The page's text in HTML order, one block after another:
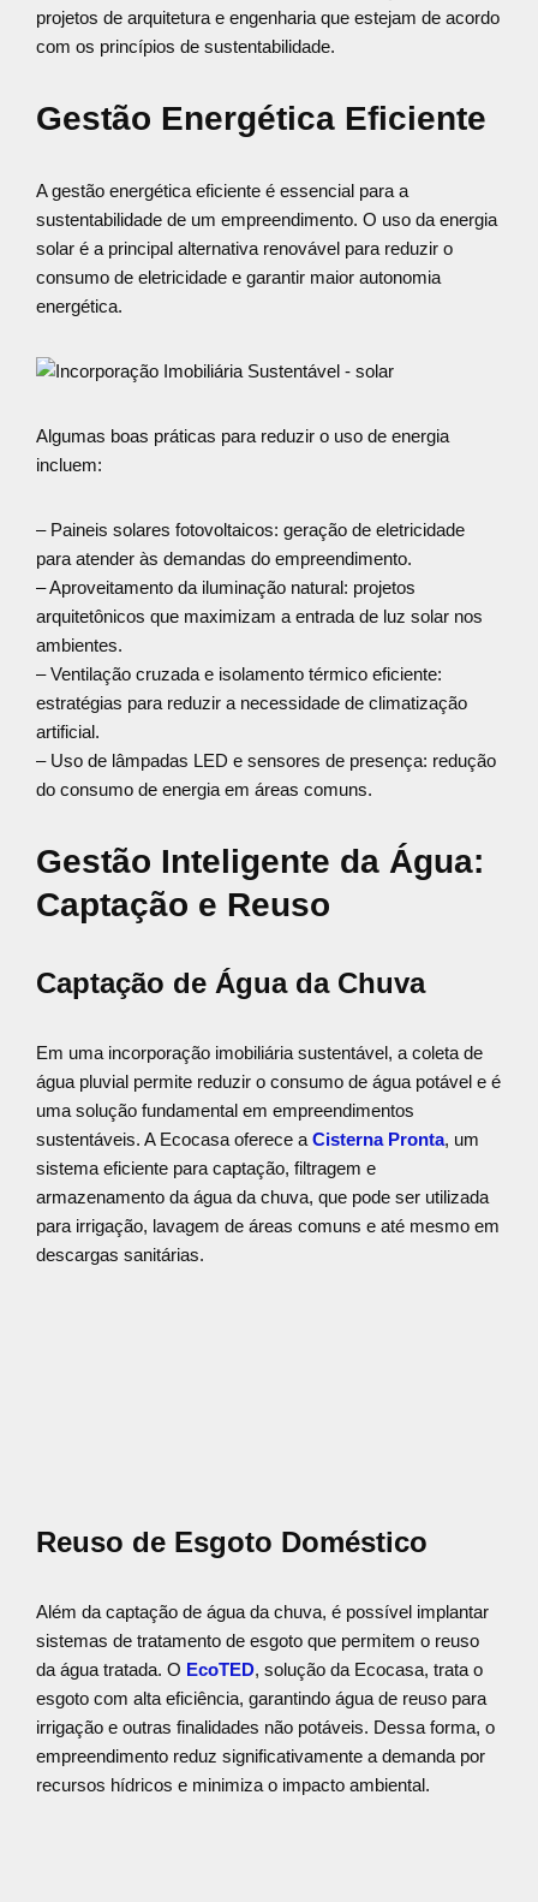
projetos de arquitetura e engenharia que estejam de acordo
com os princípios de sustentabilidade.
Gestão Energética Eficiente
A gestão energética eficiente é essencial para a
sustentabilidade de um empreendimento. O uso da energia
solar é a principal alternativa renovável para reduzir o
consumo de eletricidade e garantir maior autonomia
energética.
Algumas boas práticas para reduzir o uso de energia
incluem:
– Paineis solares fotovoltaicos: geração de eletricidade
para atender às demandas do empreendimento.
– Aproveitamento da iluminação natural: projetos
arquitetônicos que maximizam a entrada de luz solar nos
ambientes.
– Ventilação cruzada e isolamento térmico eficiente:
estratégias para reduzir a necessidade de climatização
artificial.
– Uso de lâmpadas LED e sensores de presença: redução
do consumo de energia em áreas comuns.
Gestão Inteligente da Água:
Captação e Reuso
Captação de Água da Chuva
Em uma incorporação imobiliária sustentável, a coleta de
água pluvial permite reduzir o consumo de água potável e é
uma solução fundamental em empreendimentos
sustentáveis. A Ecocasa oferece a Cisterna Pronta, um
sistema eficiente para captação, filtragem e
armazenamento da água da chuva, que pode ser utilizada
para irrigação, lavagem de áreas comuns e até mesmo em
descargas sanitárias.
Reuso de Esgoto Doméstico
Além da captação de água da chuva, é possível implantar
sistemas de tratamento de esgoto que permitem o reuso
da água tratada. O EcoTED, solução da Ecocasa, trata o
esgoto com alta eficiência, garantindo água de reuso para
irrigação e outras finalidades não potáveis. Dessa forma, o
empreendimento reduz significativamente a demanda por
recursos hídricos e minimiza o impacto ambiental.